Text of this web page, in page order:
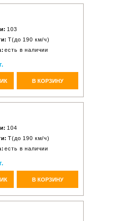
103
T(до 190 км/ч)
есть в наличии
В КОРЗИНУ
104
T(до 190 км/ч)
есть в наличии
В КОРЗИНУ